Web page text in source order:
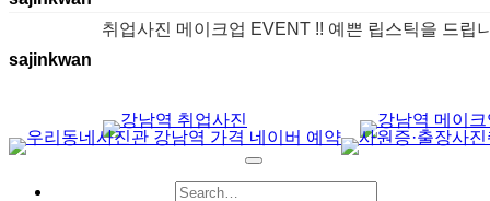
취업사진 메이크업 EVENT !! 예쁜 립스틱을 드립
sajinkwan